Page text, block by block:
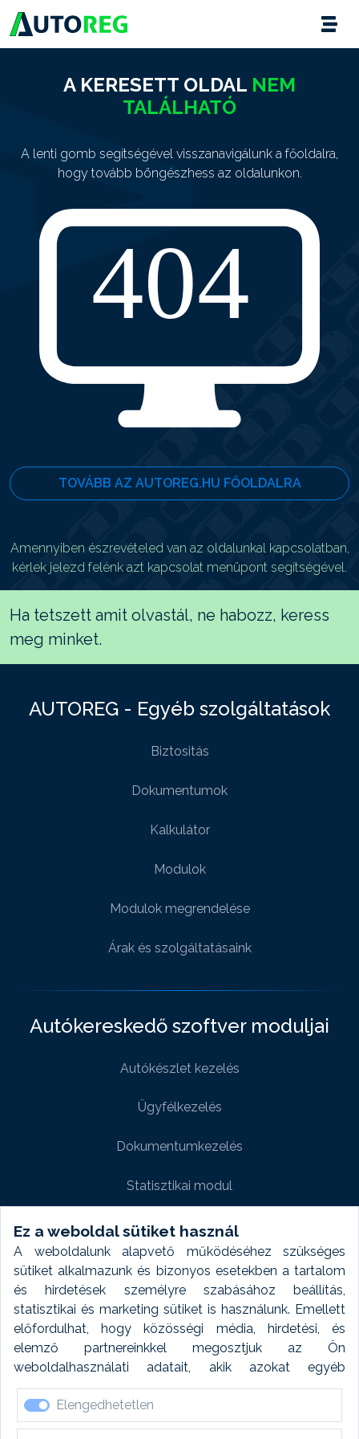
Ez a weboldal sütiket használ
A weboldalunk alapvető működéséhez szükséges
sütiket alkalmazunk és bizonyos esetekben a tartalom
és hirdetések személyre szabásához beállítás,
statisztikai és marketing sütiket is használunk. Emellett
előfordulhat, hogy közösségi média, hirdetési, és
elemző partnereinkkel megosztjuk az Ön
weboldalhasználati adatait, akik azokat egyéb
forrásokból gyűjtött adatokkal kombinálhatják. A sütik
elfogadásával kapcsolatosan naplózást végzünk és
ezen adatokat 6 hónap után automatikusan töröljük. A
Elengedhetetlen
A KERESETT OLDAL NEM
TALÁLHATÓ
A lenti gomb segítségével visszanavigálunk a főoldalra,
hogy tovább böngészhess az oldalunkon.
TOVÁBB AZ AUTOREG.HU FŐOLDALRA
Amennyiben észrevételed van az oldalunkal kapcsolatban,
kérlek jelezd felénk azt kapcsolat menüpont segítségével.
Ha tetszett amit olvastál, ne habozz, keress
meg minket.
AUTOREG - Egyéb szolgáltatások
Biztositás
Dokumentumok
Kalkulátor
Modulok
Modulok megrendelése
Árak és szolgáltatásaink
Autókereskedő szoftver moduljai
Autókészlet kezelés
Ügyfélkezelés
Dokumentumkezelés
Statisztikai modul
Weboldal modul
Fényképtár extra modul
Autómosó modul
Feladatütemezés